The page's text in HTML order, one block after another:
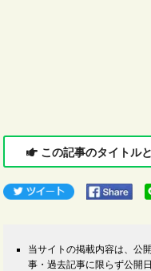
この記事のタイトル
当サイトの掲載内容は、公
事・過去記事に限らず公開